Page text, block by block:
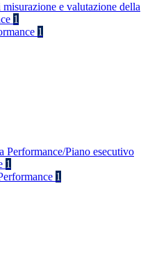
misurazione e valutazione della
1
1
Performance/Piano esecutivo
1
1